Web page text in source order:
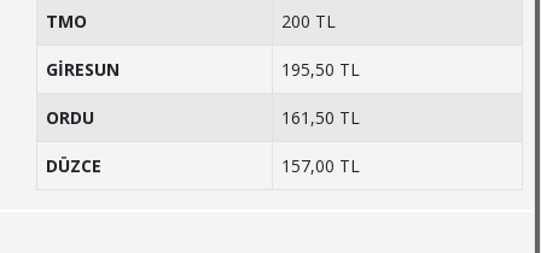
TMO 200 TL
GİRESUN 195,50 TL
ORDU 161,50 TL
DÜZCE 157,00 TL